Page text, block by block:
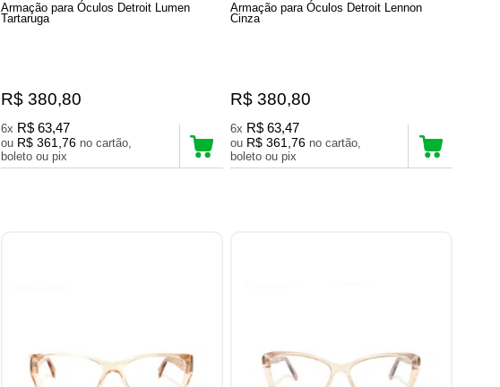
Armação para Óculos Detroit Lumen
Tartaruga
R$ 380,80
6x R$ 63,47
ou R$ 361,76 no cartão,
boleto ou pix
Armação para Óculos Detroit Lennon
Cinza
R$ 380,80
6x R$ 63,47
ou R$ 361,76 no cartão,
boleto ou pix